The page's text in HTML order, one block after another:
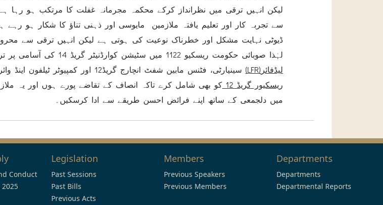
لیکن انہیں ترقی میں نظرانداز کرکے محکمہ مجرمانہ غفلت کا مرتکب ہو رہا
سے تجربہ کار اور تعلیم یافتہ ملازمین مایوسی اور ذہنی تناؤ کا شکار ہو رہے
ڈیوٹی نہایت مشکل اور خطرناک نوعیت کی ہوتی ہے لیکن انہیں ترقی سے محروم
(LFR)لیڈفائر
ریسکیور گریڈ 12
کو بھی شامل کرے تاکہ انصاف کے تقاضے پورے ہوں اور یہ
میں دلجمعی کے ساتھ اپنے فرائض احسن طریقے سے ادا کرسکیں۔
Conduct
Legislation
Past Sessions
Past Bills
Previous Acts
Members
Previous Speakers
Previous Members
Departments
Departments
Departmental Reports